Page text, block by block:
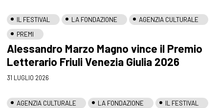
IL FESTIVAL LA FONDAZIONE
AGENZIA CULTURALE
PREMI
Alessandro Marzo Magno vince il Premio
Letterario Friuli Venezia Giulia 2026
31 LUGLIO 2026
AGENZIA CULTURALE LA FONDAZIONE IL FESTIVAL